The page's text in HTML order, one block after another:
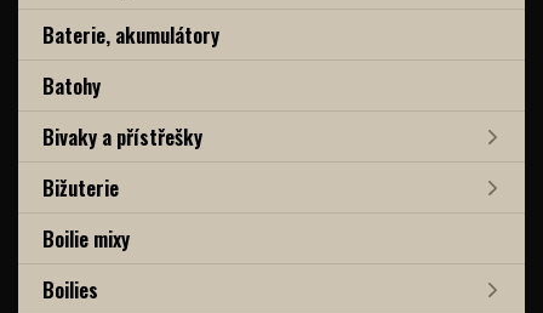
Baterie, akumulátory
Batohy
Bivaky a přístřešky
Bižuterie
Boilie mixy
Boilies